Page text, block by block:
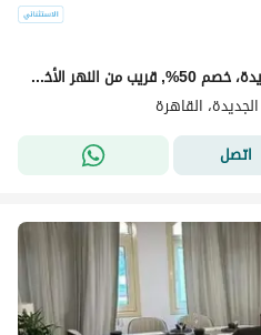
امتلك شقتك في قلب العاصمة الجديدة، خصم 50%, قريب من النهر الأخضر والحي الحكومي ومحور محمد بن زايد، وسط لوكيشن مميز وسهولة الوصول لكل حاجة !
اتصل